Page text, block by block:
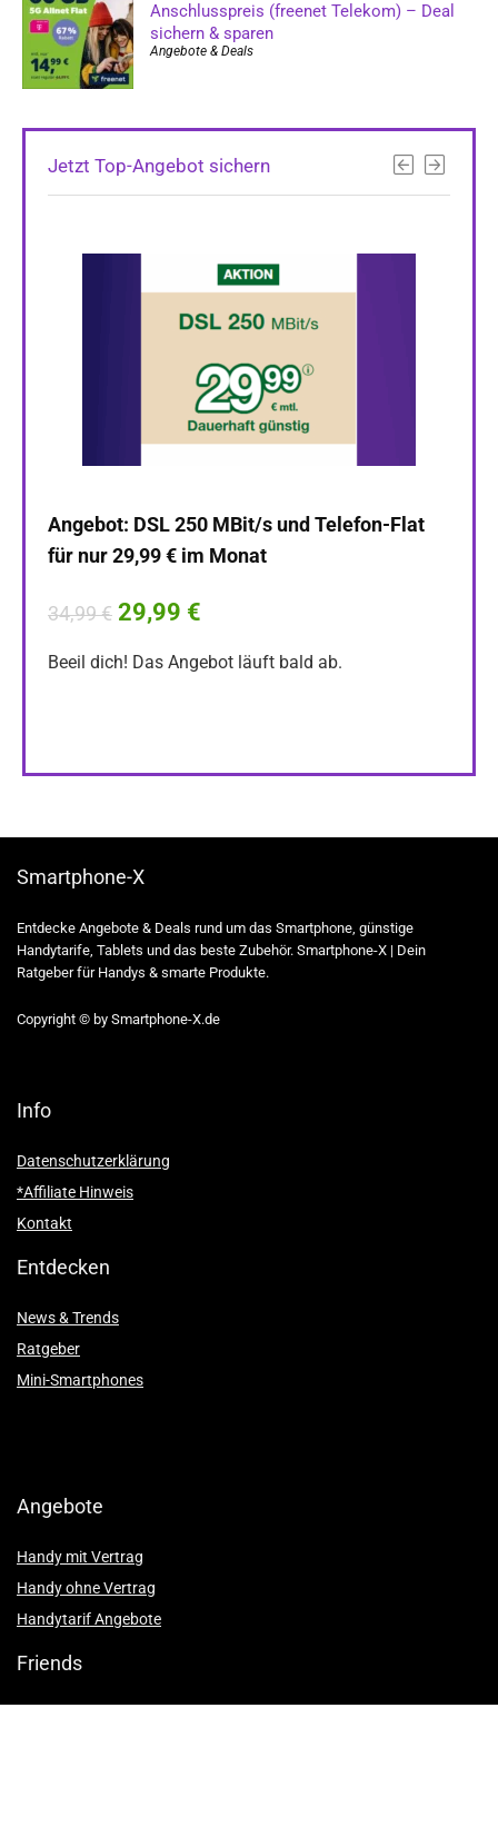
Anschlusspreis (freenet Telekom) – Deal
sichern & sparen
Angebote & Deals
Jetzt Top-Angebot sichern
Angebot: DSL 250 MBit/s und Telefon-Flat
für nur 29,99 € im Monat
34,99 € 29,99 €
Beeil dich! Das Angebot läuft bald ab.
Smartphone-X
Entdecke Angebote & Deals rund um das Smartphone, günstige
Handytarife, Tablets und das beste Zubehör. Smartphone-X | Dein
Ratgeber für Handys & smarte Produkte.
Copyright © by Smartphone-X.de
Info
Datenschutzerklärung
*Affiliate Hinweis
Kontakt
Entdecken
News & Trends
Ratgeber
Mini-Smartphones
Angebote
Handy mit Vertrag
Handy ohne Vertrag
Handytarif Angebote
Friends